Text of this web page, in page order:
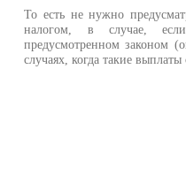
То есть не нужно
налогом, в случае,
предусмотренном законом
случаях, когда такие